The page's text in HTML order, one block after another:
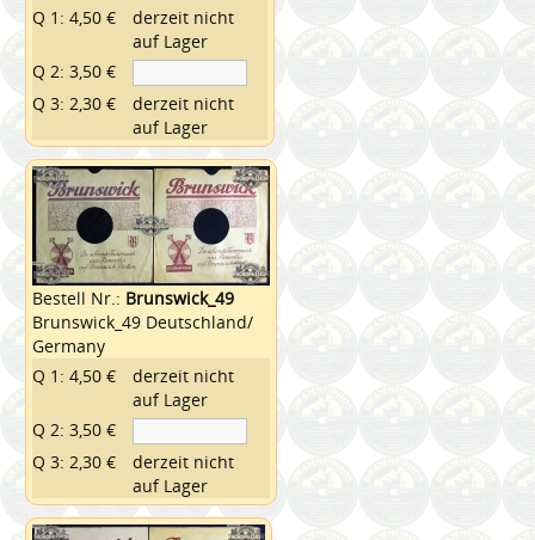
Q 1: 4,50 €
derzeit nicht
auf Lager
Q 2: 3,50 €
Q 3: 2,30 €
derzeit nicht
auf Lager
Bestell Nr.: Brunswick_49
Brunswick_49 Deutschland/
Germany
Q 1: 4,50 €
derzeit nicht
auf Lager
Q 2: 3,50 €
Q 3: 2,30 €
derzeit nicht
auf Lager